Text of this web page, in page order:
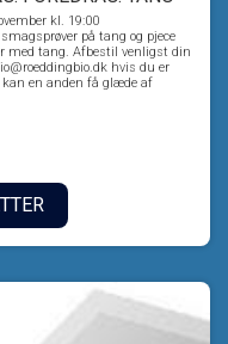
kl. 19:00
på tang og pjece
med tang. Afbestil venligst din
hvis du er
en anden få glæde af